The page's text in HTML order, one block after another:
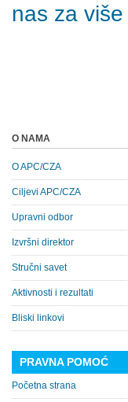
nas za
O NAMA
O APC/CZA
Ciljevi APC/CZA
Upravni odbor
Izvršni direktor
Stručni savet
Aktivnosti i rezultati
Bliski linkovi
PRAVNA POMOĆ
Početna strana